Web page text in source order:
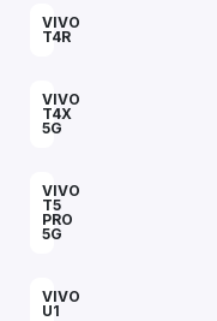
VIVO
T4R
VIVO
T4X
5G
VIVO
T5
PRO
5G
VIVO
U1